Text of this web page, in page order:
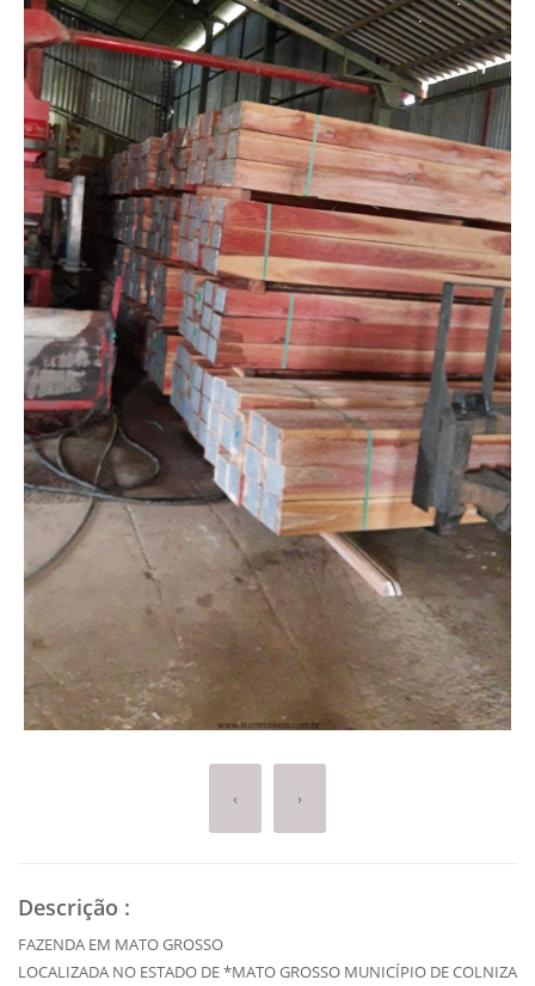
‹ ›
Descrição :
FAZENDA EM MATO GROSSO
LOCALIZADA NO ESTADO DE *MATO GROSSO MUNICÍPIO DE COLNIZA